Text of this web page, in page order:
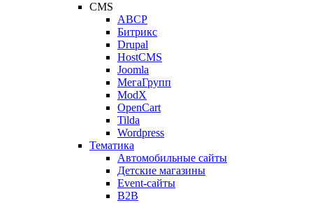
CMS
ABCP
Битрикс
Drupal
HostCMS
Joomla
МегаГрупп
ModX
OpenCart
Tilda
Wordpress
Тематика
Автомобильные сайты
Детские магазины
Event-сайты
B2B